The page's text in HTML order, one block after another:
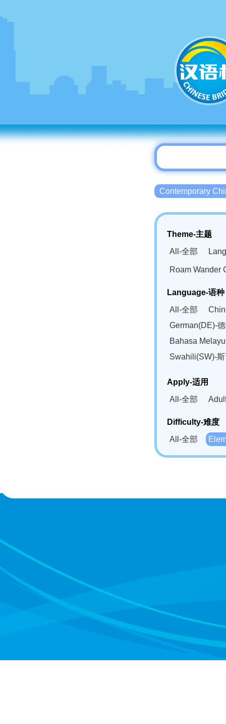
Contemporary
Theme-主题
All-全部
Roam Wander
Language-语种
All-全部
German(DE)-
Bahasa
Swahili(SW)-
Apply-适用
All-全部
Difficulty-难度
All-全部